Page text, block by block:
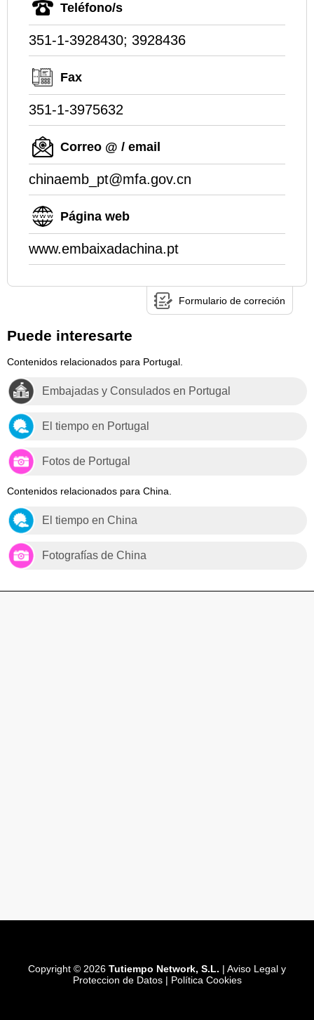
Teléfono/s
351-1-3928430; 3928436
Fax
351-1-3975632
Correo @ / email
chinaemb_pt@mfa.gov.cn
Página web
www.embaixadachina.pt
Formulario de correción
Puede interesarte
Contenidos relacionados para Portugal.
Embajadas y Consulados en Portugal
El tiempo en Portugal
Fotos de Portugal
Contenidos relacionados para China.
El tiempo en China
Fotografías de China
Copyright © 2026 Tutiempo Network, S.L. | Aviso Legal y
Proteccion de Datos| Política Cookies